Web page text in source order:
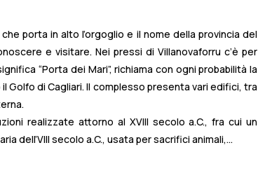
Sanluri,SantaGiusta,SantuLussurgiu,
Siddi,Suni, Terralba,Tresnuraghes,Tuili,Usellus,
porta in alto l’orgoglio e il nome della provincia del
e visitare. Nei pressi di Villanovaforru c’è per
“Porta dei Mari”, richiama con ogni probabilità la
di Cagliari. Il complesso presenta vari edifici, tra
realizzate attorno al XVIII secolo a.C., fra cui un
dell’VIII secolo a.C., usata per sacrifici animali,...